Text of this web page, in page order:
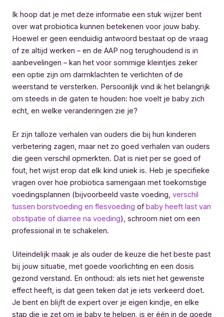
Ik hoop dat je met deze informatie een stuk wijzer bent
over wat probiotica kunnen betekenen voor jouw baby.
Hoewel er geen eenduidig antwoord bestaat op de vraag
of ze altijd werken – en de AAP nog terughoudend is in
aanbevelingen – kan het voor sommige kleintjes zeker
een optie zijn om darmklachten te verlichten of de
weerstand te versterken. Persoonlijk vind ik het belangrijk
om steeds in de gaten te houden: hoe voelt je baby zich
echt, en welke veranderingen zie je?
Er zijn talloze verhalen van ouders die bij hun kinderen
verbetering zagen, maar net zo goed verhalen van ouders
die geen verschil opmerkten. Dat is niet per se goed of
fout, het wijst erop dat elk kind uniek is. Heb je specifieke
vragen over hoe probiotica samengaan met toekomstige
voedingsplannen (bijvoorbeeld vaste voeding, verschil
tussen borstvoeding en flesvoeding of baby heeft last van
obstipatie of diarree na voeding), schroom niet om een
professional in te schakelen.
Uiteindelijk maak je als ouder de keuze die het beste past
bij jouw situatie, met goede voorlichting en een dosis
gezond verstand. En onthoud: als iets niet het gewenste
effect heeft, is dat geen teken dat je iets verkeerd doet.
Je bent en blijft de expert over je eigen kindje, en elke
stap die je zet om je baby te helpen, is er één in de goede